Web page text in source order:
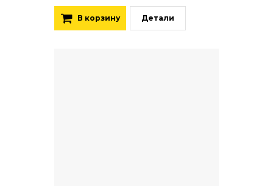
В корзину Детали